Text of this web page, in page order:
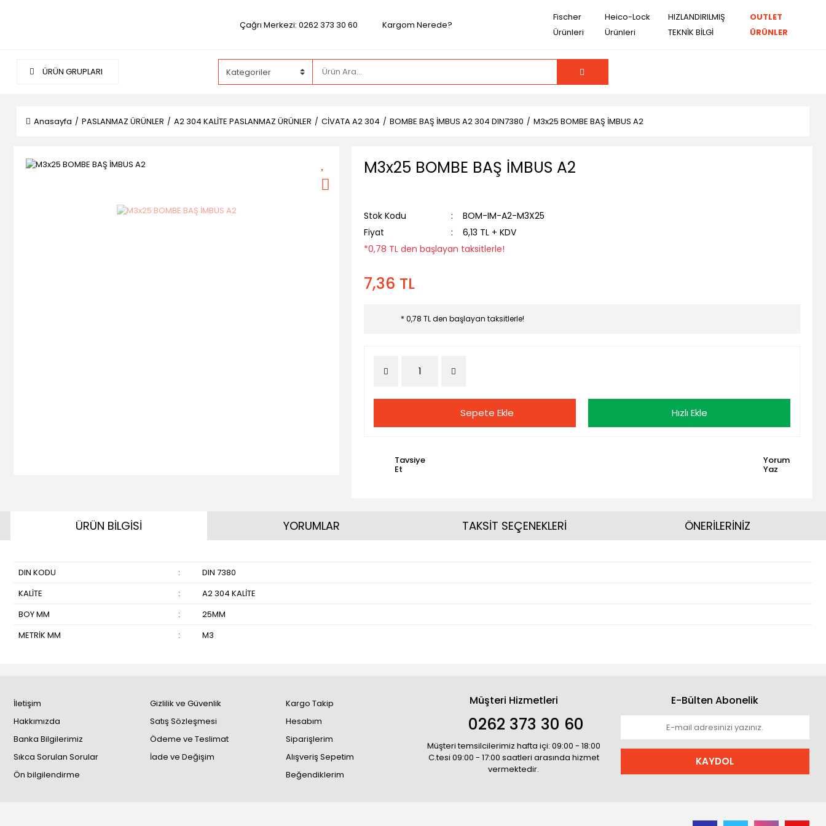
Çağrı Merkezi: 0262 373 30 60 Kargom Nerede?
Fischer
Ürünleri
Heico-Lock
Ürünleri
HIZLANDIRILMIŞ
TEKNİK BİLGİ
OUTLET
ÜRÜNLER
ÜRÜN GRUPLARI
Anasayfa PASLANMAZ ÜRÜNLER A2 304 KALİTE PASLANMAZ ÜRÜNLER CİVATA A2 304 BOMBE BAŞ İMBUS A2 304 DIN7380 M3x25 BOMBE BAŞ İMBUS A2
M3x25 BOMBE BAŞ İMBUS A2
Stok Kodu
BOM-IM-A2-M3X25
Fiyat
6,13 TL + KDV
*0,78 TL den başlayan taksitlerle!
7,36 TL
* 0,78 TL den başlayan taksitlerle!
Sepete Ekle Hızlı Ekle
Tavsiye
Et
Yorum
Yaz
ÜRÜN BİLGİSİ
DIN KODU :
DIN 7380
KALİTE
:
A2 304 KALİTE
BOY MM
:
25MM
METRİK MM
: M3
YORUMLAR TAKSİT SEÇENEKLERİ ÖNERİLERİNİZ
İletişim
Hakkımızda
Banka Bilgilerimiz
Sıkca Sorulan Sorular
Ön bilgilendirme
Gizlilik ve Güvenlik
Satış Sözleşmesi
Ödeme ve Teslimat
İade ve Değişim
Kargo Takip
Hesabım
Siparişlerim
Alışveriş Sepetim
Beğendiklerim
Müşteri Hizmetleri
0262 373 30 60
Müşteri temsilcilerimiz hafta içi: 09:00 - 18:00
C.tesi 09:00 - 17:00 saatleri arasında hizmet
vermektedir.
E-Bülten Abonelik
KAYDOL